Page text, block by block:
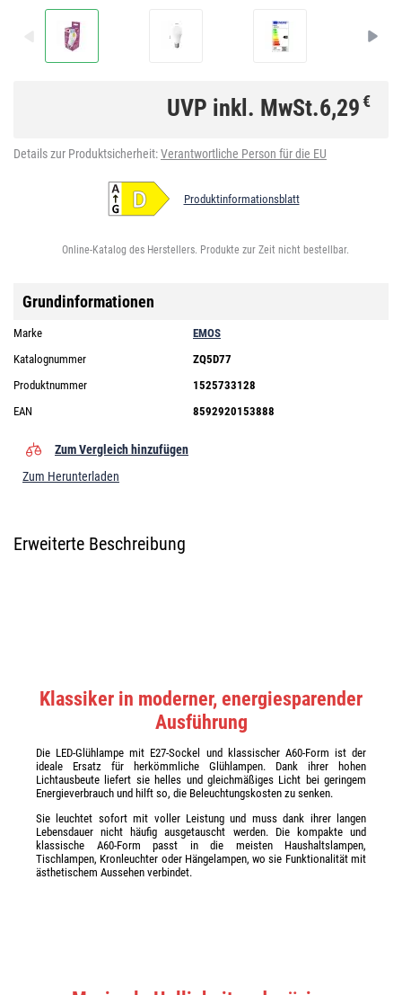
UVP inkl. MwSt.6,29€
Details zur Produktsicherheit:Verantwortliche Person für die EU
Produktinformationsblatt
Online-Katalog des Herstellers. Produkte zur Zeit nicht bestellbar.
Grundinformationen
Marke
EMOS
Katalognummer
ZQ5D77
Produktnummer
1525733128
EAN
8592920153888
Zum Vergleich hinzufügen
Zum Herunterladen
Erweiterte Beschreibung
Klassiker in moderner, energiesparender
Ausführung
Die LED-Glühlampe mit E27-Sockel und klassischer A60-Form ist der
ideale Ersatz für herkömmliche Glühlampen. Dank ihrer hohen
Lichtausbeute liefert sie helles und gleichmäßiges Licht bei geringem
Energieverbrauch und hilft so, die Beleuchtungskosten zu senken.
Sie leuchtet sofort mit voller Leistung und muss dank ihrer langen
Lebensdauer nicht häufig ausgetauscht werden. Die kompakte und
klassische A60-Form passt in die meisten Haushaltslampen,
Tischlampen, Kronleuchter oder Hängelampen, wo sie Funktionalität mit
ästhetischem Aussehen verbindet.